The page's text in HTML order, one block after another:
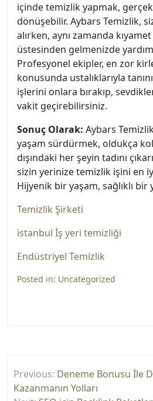
içinde temizlik yapmak,
dönüşebilir. Aybars Temizlik,
alırken, aynı zamanda
üstesinden gelmenizde
Profesyonel ekipler, en zor
konusunda ustalıklarıyla
işlerini onlara bırakıp,
vakit geçirebilirsiniz.
Sonuç Olarak: Aybars
yaşam sürdürmek, oldukça
dışındaki her şeyin tadını
sizin yerinize temizlik işini en
Hijyenik bir yaşam, sağlıklı
Temizlik Şirketi
istanbul İş yeri temizliği
Endüstriyel Temizlik
Posted in: Uncategorized
gezinmesi
Previous: Deneme Bonusu İle
Kazanmanın Yolları